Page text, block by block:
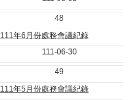
48
111年6月份處務會議紀錄
111-06-30
49
111年5月份處務會議紀錄